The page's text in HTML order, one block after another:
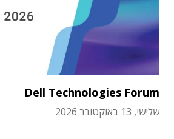
Dell Technologies Forum
שלישי, 13 באוקטובר 2026